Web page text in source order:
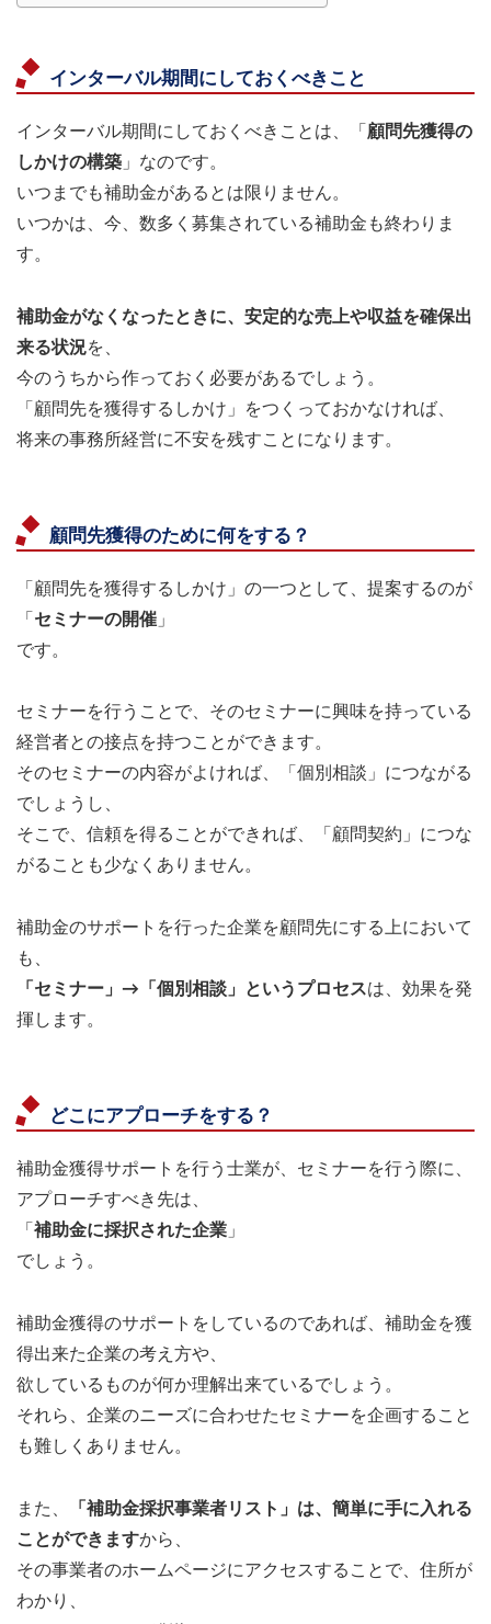
インターバル期間にしておくべきこと
インターバル期間にしておくべきことは、「 顧問先獲得の
しかけの構築 」なのです。
いつまでも補助金があるとは限りません。
いつかは、今、数多く募集されている補助金も終わりま
す。
補助金がなくなったときに、安定的な売上や収益を確保出
来る状況を、
今のうちから作っておく必要があるでしょう。
「顧問先を獲得するしかけ」をつくっておかなければ、
将来の事務所経営に不安を残すことになります。
顧問先獲得のために何をする？
「顧問先を獲得するしかけ」の一つとして、提案するのが
「 セミナーの開催 」
です。
セミナーを行うことで、そのセミナーに興味を持っている
経営者との接点を持つことができます。
そのセミナーの内容がよければ、「個別相談」につながる
でしょうし、
そこで、信頼を得ることができれば、「顧問契約」につな
がることも少なくありません。
補助金のサポートを行った企業を顧問先にする上において
も、
「セミナー」→「個別相談」というプロセスは、効果を発
揮します。
どこにアプローチをする？
補助金獲得サポートを行う士業が、セミナーを行う際に、
アプローチすべき先は、
「 補助金に採択された企業 」
でしょう。
補助金獲得のサポートをしているのであれば、補助金を獲
得出来た企業の考え方や、
欲しているものが何か理解出来ているでしょう。
それら、企業のニーズに合わせたセミナーを企画すること
も難しくありません。
また、
「補助金採択事業者リスト」は、簡単に手に入れる
ことができますから、
その事業者のホームページにアクセスすることで、住所が
わかり、